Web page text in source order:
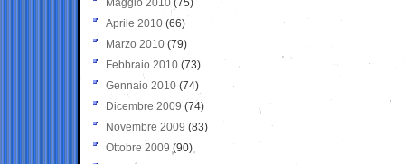
Maggio 2010 (75)
Aprile 2010 (66)
Marzo 2010 (79)
Febbraio 2010 (73)
Gennaio 2010 (74)
Dicembre 2009 (74)
Novembre 2009 (83)
Ottobre 2009 (90)